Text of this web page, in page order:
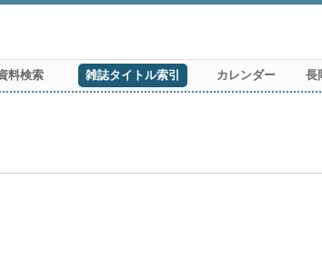
料検索 雑誌タイトル索引 カレンダー 長